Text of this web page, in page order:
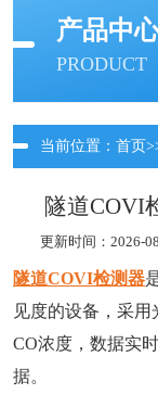
产品中
PRODUCT
当前位置： 首页
隧道COVI
更新时间：2026-
隧道COVI检测器
见度的设备，采
CO浓度，数据实
据。